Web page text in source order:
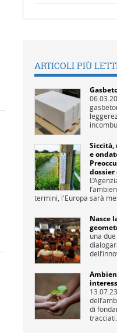
ARTICOLI PIÙ
e
dossier
termini, l'Europa sarà
Nasce
una
di